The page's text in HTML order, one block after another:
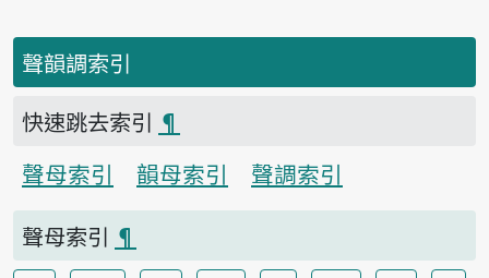
聲韻調索引
快速跳去索引 ¶
聲母索引
韻母索引
聲調索引
聲母索引 ¶